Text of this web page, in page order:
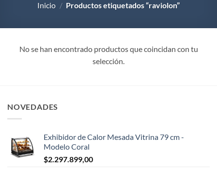
Inicio / Productos etiquetados “raviolon”
No se han encontrado productos que coincidan con tu
selección.
NOVEDADES
Exhibidor de Calor Mesada Vitrina 79 cm -
Modelo Coral
$2.297.899,00